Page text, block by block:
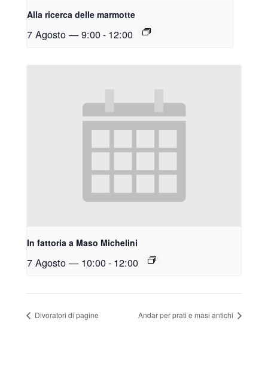
Alla ricerca delle marmotte
7 Agosto — 9:00- 12:00
In fattoria a Maso Michelini
7 Agosto — 10:00- 12:00
Divoratori di pagine Andar per prati e masi antichi